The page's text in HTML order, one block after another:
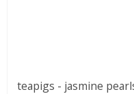
teapigs - jasmine